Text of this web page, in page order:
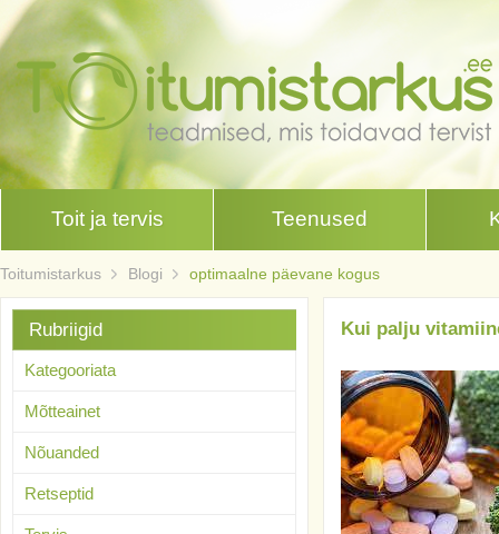
Toit ja tervis Teenused
Toitumistarkus Blogi optimaalne päevane kogus
Kui palju
Rubriigid
Kategooriata
Mõtteainet
Nõuanded
Retseptid